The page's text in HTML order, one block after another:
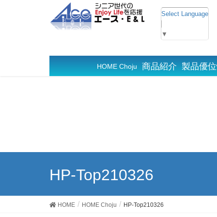
Select Language
▼
HOME Choju 商品紹介 製品優
HP-Top210326
HOME HOME Choju HP-Top210326